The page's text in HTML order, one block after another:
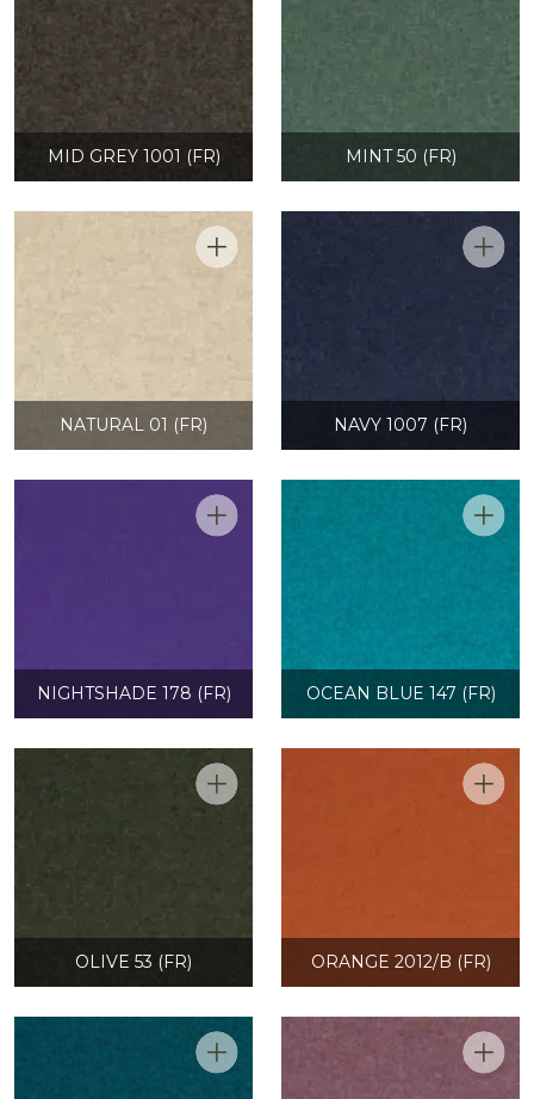
MID GREY 1001 (FR) MINT 50 (FR)
NATURAL 01 (FR) NAVY 1007 (FR)
NIGHTSHADE 178 (FR) OCEAN BLUE 147 (FR)
OLIVE 53 (FR) ORANGE 2012/B (FR)